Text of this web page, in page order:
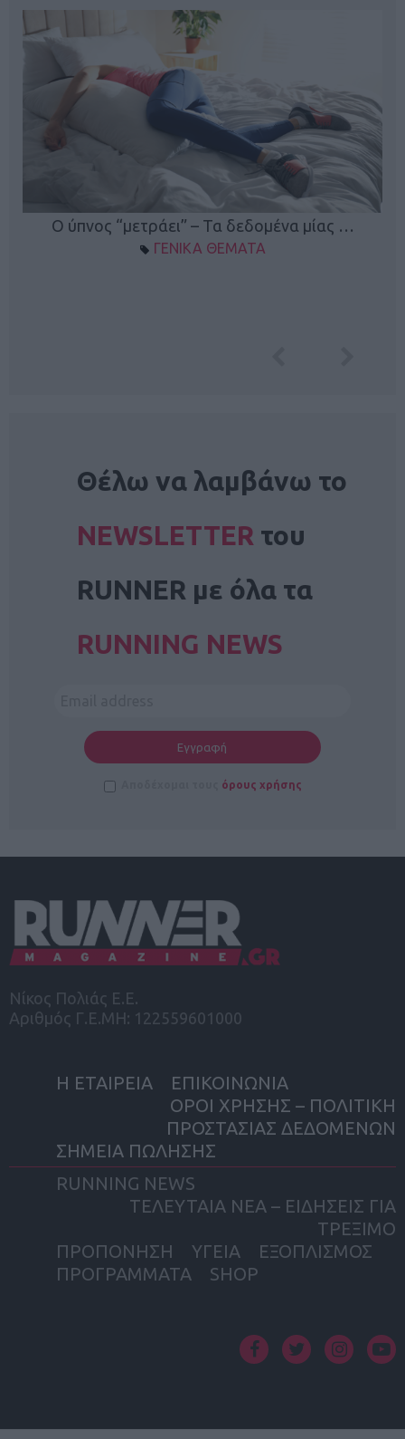
Ο ύπνος “μετράει” – Τα δεδομένα μίας …
ΓΕΝΙΚΑ ΘΕΜΑΤΑ
Θέλω να λαμβάνω το
NEWSLETTER του
RUNNER με όλα τα
RUNNING NEWS
όρους χρήσης
Νίκος Πολιάς Ε.Ε.
Αριθμός Γ.Ε.ΜΗ: 122559601000
Η ΕΤΑΙΡΕΙΑ
ΕΠΙΚΟΙΝΩΝΙΑ
ΟΡΟΙ ΧΡΗΣΗΣ – ΠΟΛΙΤΙΚΗ
ΠΡΟΣΤΑΣΙΑΣ ΔΕΔΟΜΕΝΩΝ
ΣΗΜΕΙΑ ΠΩΛΗΣΗΣ
RUNNING NEWS
ΤΕΛΕΥΤΑΙΑ ΝΕΑ – ΕΙΔΗΣΕΙΣ ΓΙΑ
ΤΡΕΞΙΜΟ
ΠΡΟΠΟΝΗΣΗ
ΥΓΕΙΑ
ΕΞΟΠΛΙΣΜΟΣ
ΠΡΟΓΡΑΜΜΑΤΑ
SHOP